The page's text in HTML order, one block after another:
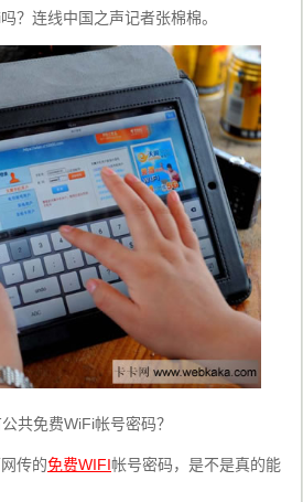
？连线中国之声记者张棉棉。
共免费WiFi帐号密码？
传的免费WIFI帐号密码，是不是真的能